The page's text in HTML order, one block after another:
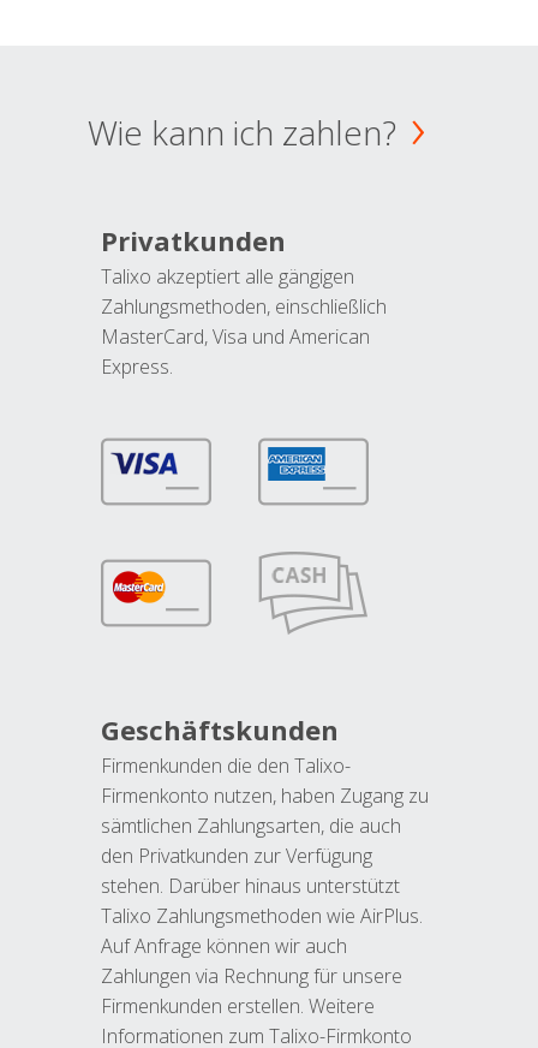
Wie kann ich zahlen?
Privatkunden
Talixo akzeptiert alle gängigen
Zahlungsmethoden, einschließlich
MasterCard, Visa und American
Express.
Geschäftskunden
Firmenkunden die den Talixo-
Firmenkonto nutzen, haben Zugang zu
sämtlichen Zahlungsarten, die auch
den Privatkunden zur Verfügung
stehen. Darüber hinaus unterstützt
Talixo Zahlungsmethoden wie AirPlus.
Auf Anfrage können wir auch
Zahlungen via Rechnung für unsere
Firmenkunden erstellen. Weitere
Informationen zum Talixo-Firmkonto